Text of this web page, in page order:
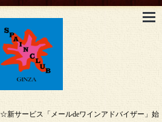
☆新サービス「メールdeワインアドバイザー」始